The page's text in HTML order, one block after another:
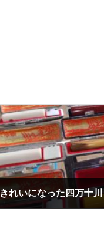
きれいになった四万十川